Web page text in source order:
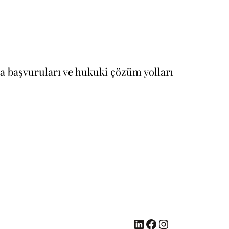
başvuruları ve hukuki çözüm yolları
LinkedIn Facebook Instagram